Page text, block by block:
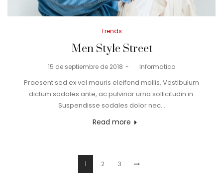
Posted
Trends
Men Style Street
Posted
15 de septiembre de 2018 Informatica
Praesent sed ex vel mauris eleifend mollis. Vestibulum
dictum sodales ante, ac pulvinar urna sollicitudin in.
Suspendisse sodales dolor nec…
Read more
1 2 3